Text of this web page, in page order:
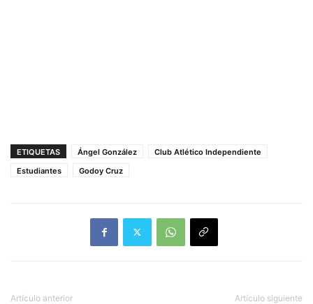
ETIQUETAS Ángel González
Club Atlético Independiente
Estudiantes
Godoy Cruz
Artículo anterior Artículo siguiente